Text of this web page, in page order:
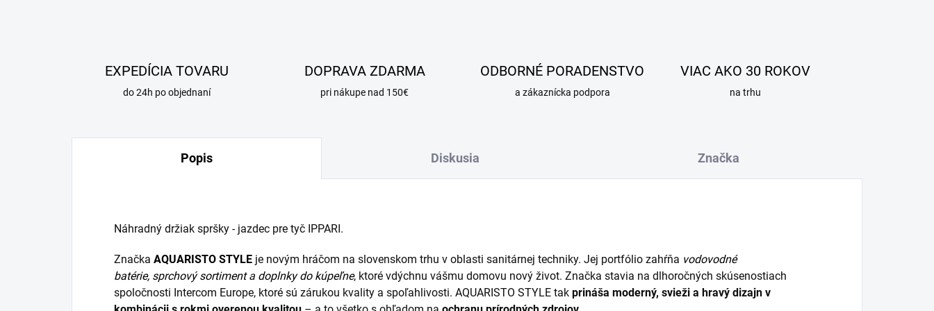
EXPEDÍCIA TOVARU
do 24h po objednaní
DOPRAVA ZDARMA
pri nákupe nad 150€
ODBORNÉ PORADENSTVO
a zákaznícka podpora
VIAC AKO 30 ROKOV
na trhu
Popis Diskusia Značka
Náhradný držiak spršky - jazdec pre tyč IPPARI.
Značka AQUARISTO STYLE je novým hráčom na slovenskom trhu v oblasti sanitárnej techniky. Jej portfólio zahŕňa vodovodné
batérie, sprchový sortimenta doplnky do kúpeľne, ktoré vdýchnu vášmu domovu nový život. Značka stavia na dlhoročných skúsenostiach
spoločnosti Intercom Europe, ktoré sú zárukou kvality a spoľahlivosti. AQUARISTO STYLE tak prináša moderný, svieži a hravý dizajn v